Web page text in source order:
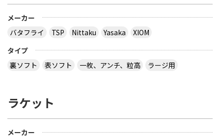
３月２８日～島根県で行われた全国中学選抜卓球大
会で販売されていた 背面に「loved table
tennis~」と書かれたデザインTシャツ どこで購入
多分大会Ｔシャツでしょう。 どこでも売ってないの
では？ その会場でしか買えませんので、 最後の方
はサイズごとに売り切れになるので、 欲しい場合は
午前中に購入した方が良いでしょう。 県大会より上
メーカー
バタフライ
TSP Nittaku Yasaka
XIOM
タイプ
裏ソフト
表ソフト 一枚、アンチ、粒高 ラージ用
ラケット
メーカー